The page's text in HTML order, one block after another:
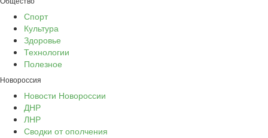
Спорт
Культура
Здоровье
Технологии
Полезное
Новороссия
Новости Новороссии
ДНР
ЛНР
Сводки от ополчения